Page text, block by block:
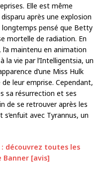
Elle est même
après une explosion
pensé que Betty
mortelle de radiation. En
maintenu en animation
la vie par l’Intelligentsia, un
d’une Miss Hulk
leur emprise. Cependant,
sa résurrection et ses
de se retrouver après les
avec Tyrannus, un
: découvrez toutes les
Banner [avis]